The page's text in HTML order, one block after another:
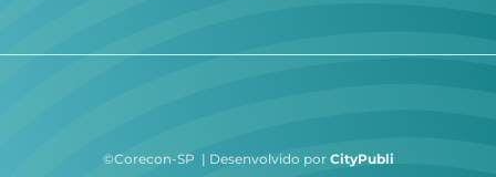
©Corecon-SP | Desenvolvido por CityPubli